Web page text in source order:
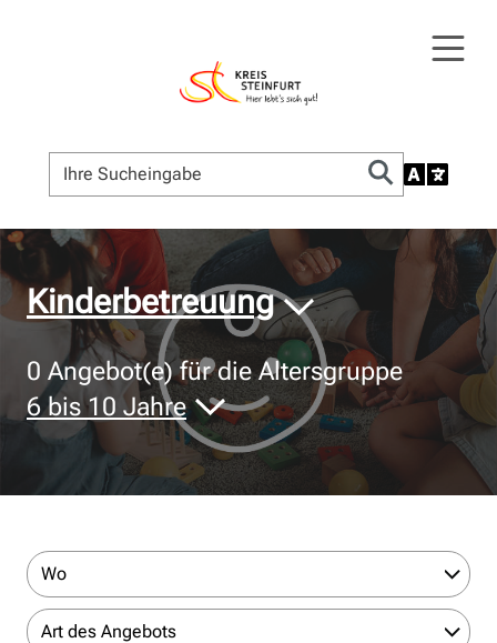
© Bildnachweis
Kinderbetreuung
0 Angebot(e) für die Altersgruppe
6 bis 10 Jahre
Wo
Art des Angebots